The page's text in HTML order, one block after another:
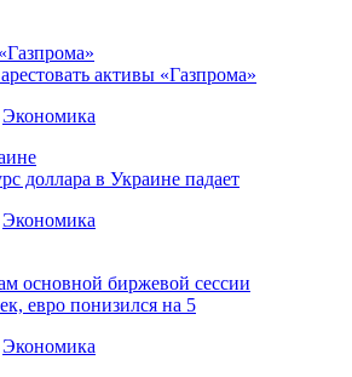
активы «Газпрома»
Экономика
доллара в Украине падает
Экономика
основной биржевой сессии
евро понизился на 5
Экономика